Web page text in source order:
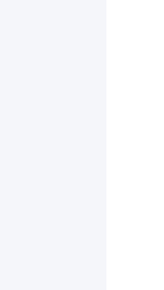
laserowo
Wymagania